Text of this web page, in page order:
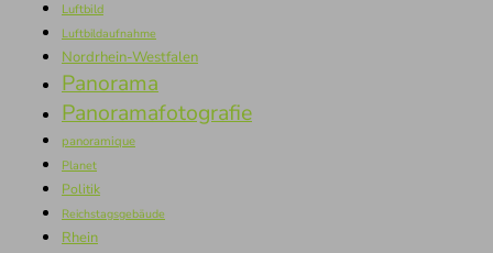
Luftbild
Luftbildaufnahme
Nordrhein-Westfalen
Panorama
Panoramafotografie
panoramique
Planet
Politik
Reichstagsgebäude
Rhein